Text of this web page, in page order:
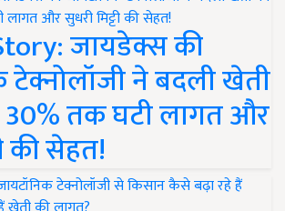
जायडेक्स की
टेक्नोलॉजी ने बदली खेती
30% तक घटी लागत और
की सेहत!